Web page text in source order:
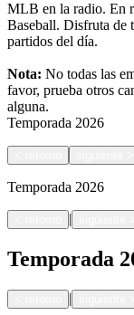
MLB en la radio. En
Baseball. Disfruta de
partidos del día.
Nota: No todas las
favor, prueba otros
alguna.
Temporada 2026
Temporada 2026
|
Temporada
|